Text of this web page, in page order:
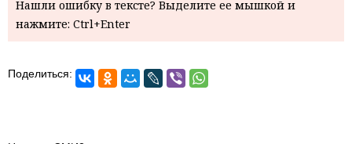
Нашли ошибку в тексте? Выделите ее мышкой и
нажмите: Ctrl+Enter
Поделиться: